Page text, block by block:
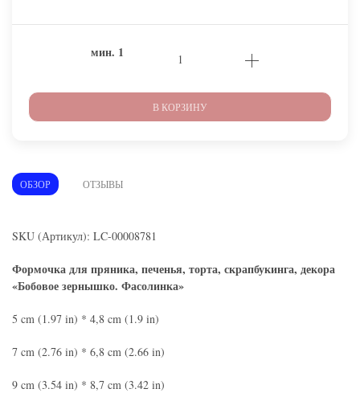
мин. 1
В КОРЗИНУ
ОБЗОР ОТЗЫВЫ
SKU (Артикул): LC-00008781
Формочка для пряника, печенья, торта, скрапбукинга, декора
«Бобовое зернышко. Фасолинка»
5 cm (1.97 in) * 4,8 cm (1.9 in)
7 cm (2.76 in) * 6,8 cm (2.66 in)
9 cm (3.54 in) * 8,7 cm (3.42 in)